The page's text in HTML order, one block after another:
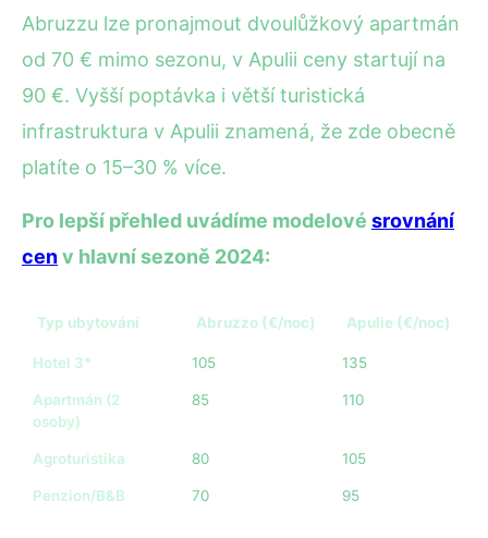
Abruzzu lze pronajmout dvoulůžkový apartmán
od 70 € mimo sezonu, v Apulii ceny startují na
90 €. Vyšší poptávka i větší turistická
infrastruktura v Apulii znamená, že zde obecně
platíte o 15–30 % více.
Pro lepší přehled uvádíme modelové srovnání
cenv hlavní sezoně 2024:
Typ ubytování Abruzzo (€/noc) Apulie (€/noc)
Hotel 3* 105 135
Apartmán (2
osoby)
85 110
Agroturistika 80 105
Penzion/B&B 70 95